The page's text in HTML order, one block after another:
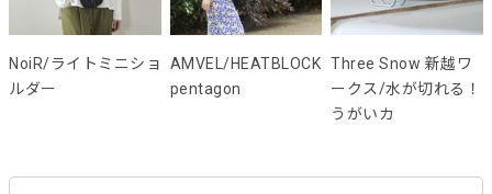
NoiR/ライトミニショ
ルダー
AMVEL/HEATBLOCK
pentagon
Three Snow 新越ワ
ークス/水が切れる！
うがいカ